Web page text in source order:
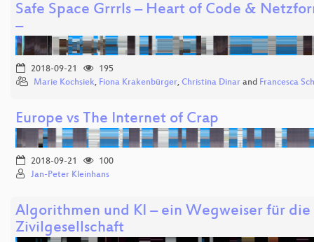
Safe Space Grrrls – Heart of Code &
–
2018-09-21
195
Marie Kochsiek, Fiona Krakenbürger, Christina Dinar and Francesca
Europe vs The Internet of Crap
2018-09-21
100
Jan-Peter Kleinhans
Algorithmen und KI – ein Wegweiser für die
Zivilgesellschaft